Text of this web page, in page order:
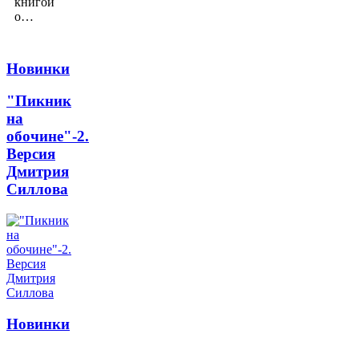
о…
Новинки
"Пикник
на
обочине"-2.
Версия
Дмитрия
Силлова
Новинки